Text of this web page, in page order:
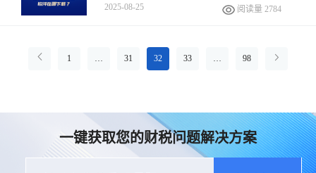
2025-08-25 阅读量 2784
1 … 31 32 33 … 98
一键获取您的财税问题解决方案